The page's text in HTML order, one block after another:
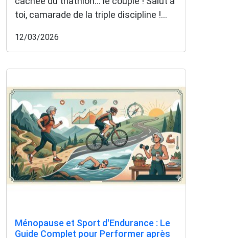
toi, camarade de la triple discipline !...
12/03/2026
Ménopause et Sport d'Endurance : Le
Guide Complet pour Performer après